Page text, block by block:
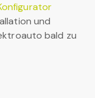
und
bald zu